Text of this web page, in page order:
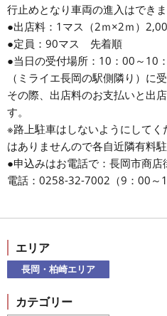
行止めとなり車両の進入はできま
●出店料：1マス（2ｍ×2ｍ）
●定員：90マス 先着順
●当日の受付場所：10：00～10
（ミライエ長岡の駅側隣り）に
その際、出店料のお支払いと出
す。
※路上駐車はしないようにして
はありませんので各自近隣有料
●申込みはお電話で：長岡市商店
電話：0258-32-7002（9：00～
エリア
長岡・柏崎エリア
カテゴリー